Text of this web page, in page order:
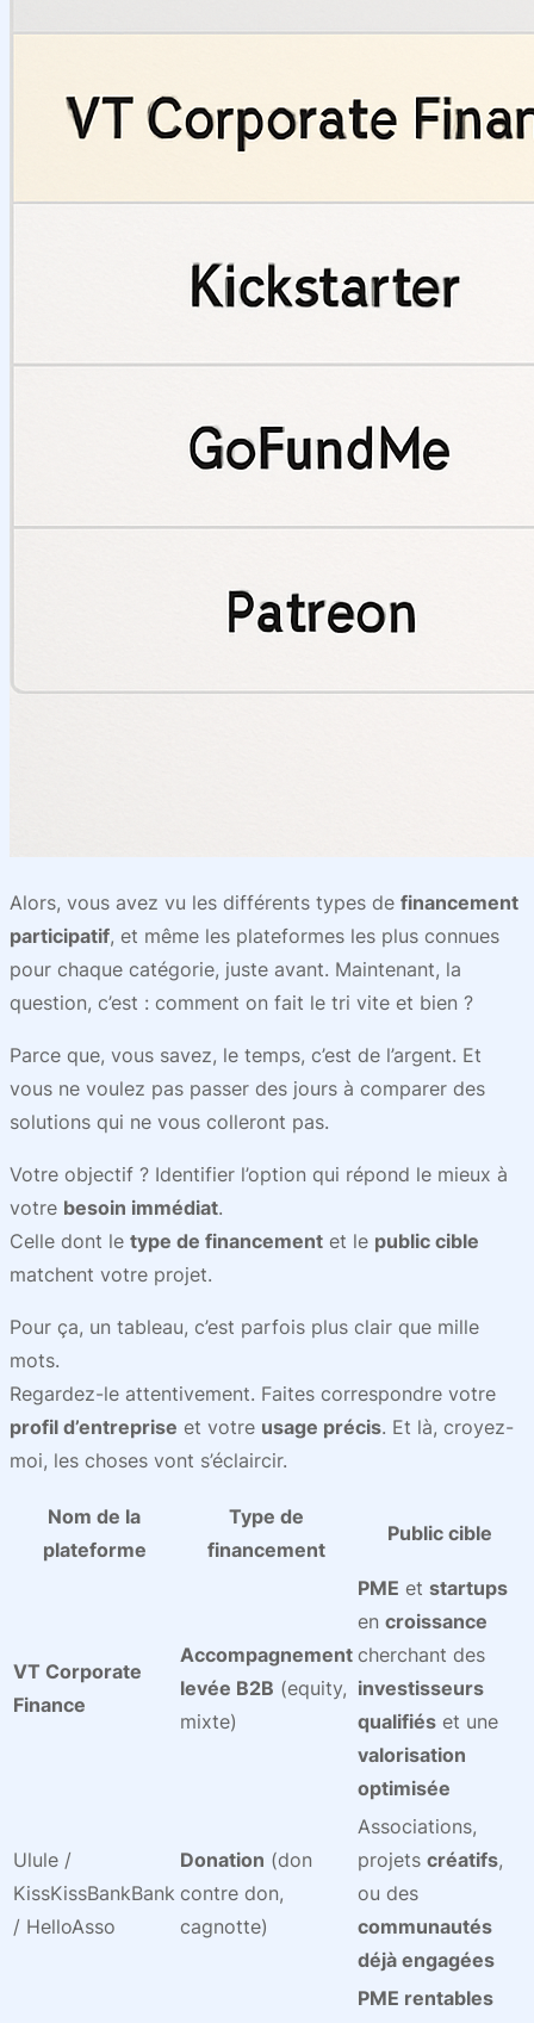
Alors, vous avez vu les différents types de financement
participatif, et même les plateformes les plus connues
pour chaque catégorie, juste avant. Maintenant, la
question, c’est : comment on fait le tri vite et bien ?
Parce que, vous savez, le temps, c’est de l’argent. Et
vous ne voulez pas passer des jours à comparer des
solutions qui ne vous colleront pas.
Votre objectif ? Identifier l’option qui répond le mieux à
votre besoin immédiat.
Celle dont le type de financement et le public cible
matchent votre projet.
Pour ça, un tableau, c’est parfois plus clair que mille
mots.
Regardez-le attentivement. Faites correspondre votre
profil d’entreprise et votre usage précis. Et là, croyez-
moi, les choses vont s’éclaircir.
Nom de la
plateforme
Type de
financement
Public cible
VT Corporate
Finance
Accompagnement
levée B2B (equity,
mixte)
PME et startups
en croissance
cherchant des
investisseurs
qualifiés et une
valorisation
optimisée
Ulule /
KissKissBankBank
/ HelloAsso
Donation (don
contre don,
cagnotte)
Associations,
projets créatifs,
ou des
communautés
déjà engagées
PME rentables